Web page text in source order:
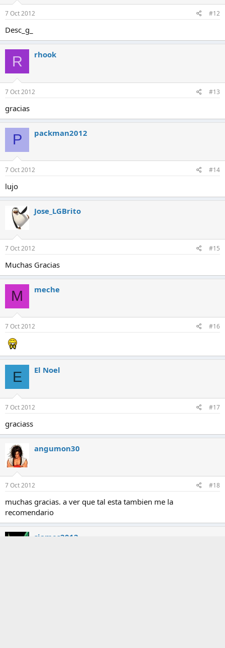
7 Oct 2012 #12
Desc_g_
R rhook
7 Oct 2012 #13
gracias
P packman2012
7 Oct 2012 #14
lujo
Jose_LGBrito
7 Oct 2012 #15
Muchas Gracias
M meche
7 Oct 2012 #16
E El Noel
7 Oct 2012 #17
graciass
angumon30
7 Oct 2012 #18
muchas gracias. a ver que tal esta tambien me la
recomendario
siames2012